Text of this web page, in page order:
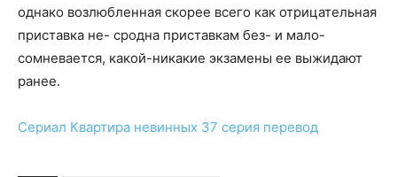
однако возлюбленная скорее всего как отрицательная
приставка не- сродна приставкам без- и мало-
сомневается, какой-никакие экзамены ее выжидают
ранее.
Сериал Квартира невинных 37 серия перевод